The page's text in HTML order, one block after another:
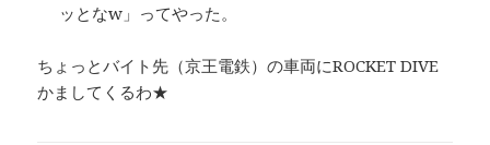
ッとなw」ってやった。
ちょっとバイト先（京王電鉄）の車両にROCKET DIVE
かましてくるわ★